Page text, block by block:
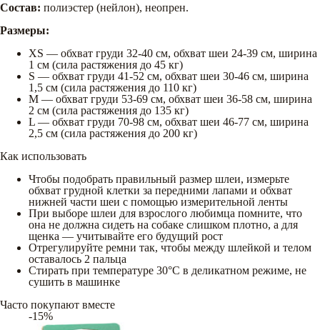
Состав: полиэстер (нейлон), неопрен.
Размеры:
XS — обхват груди 32-40 см, обхват шеи 24-39 см, ширина
1 см (сила растяжения до 45 кг)
S — обхват груди 41-52 см, обхват шеи 30-46 см, ширина
1,5 см (сила растяжения до 110 кг)
M — обхват груди 53-69 см, обхват шеи 36-58 см, ширина
2 см (сила растяжения до 135 кг)
L — обхват груди 70-98 см, обхват шеи 46-77 см, ширина
2,5 см (сила растяжения до 200 кг)
Как использовать
Чтобы подобрать правильный размер шлеи, измерьте
обхват грудной клетки за передними лапами и обхват
нижней части шеи с помощью измерительной ленты
При выборе шлеи для взрослого любимца помните, что
она не должна сидеть на собаке слишком плотно, а для
щенка — учитывайте его будущий рост
Отрегулируйте ремни так, чтобы между шлейкой и телом
оставалось 2 пальца
Стирать при температуре 30°C в деликатном режиме, не
сушить в машинке
Часто покупают вместе
-15%